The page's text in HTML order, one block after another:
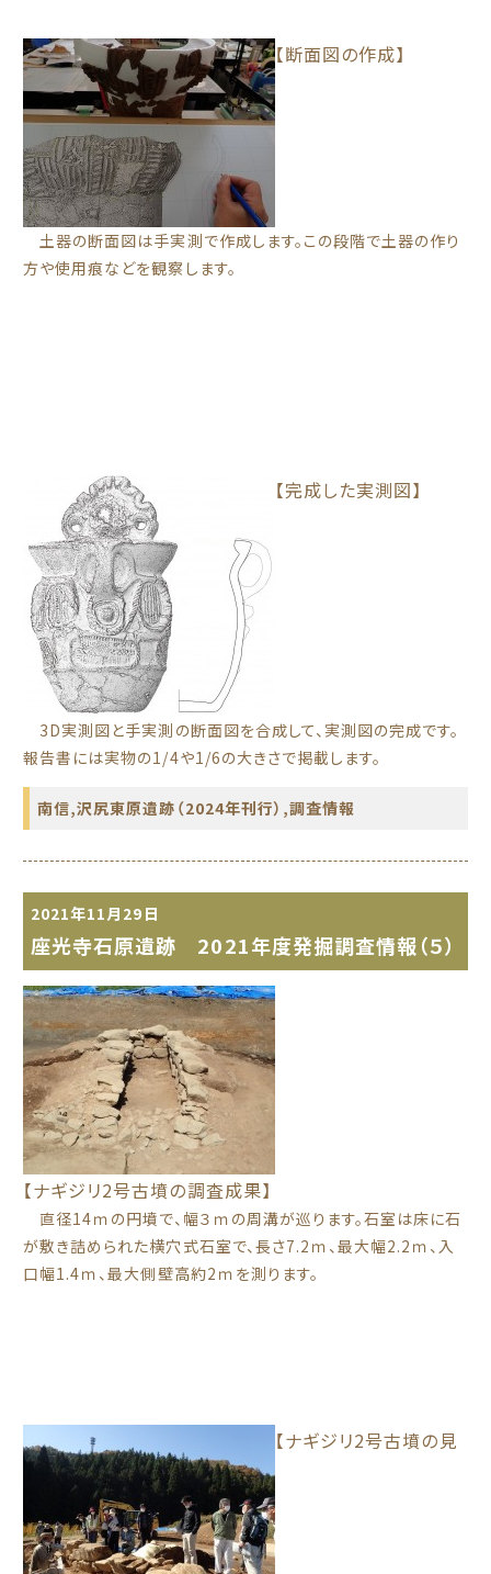
【断面図の作成】
土器の断面図は手実測で作成します。この段階で土器の作り
方や使用痕などを観察します。
【完成した実測図】
3D実測図と手実測の断面図を合成して、実測図の完成です。
報告書には実物の1/4や1/6の大きさで掲載します。
南信,沢尻東原遺跡（2024年刊行） ,調査情報
2021年11月29日
座光寺石原遺跡 2021年度発掘調査情報（５）
【ナギジリ2号古墳の調査成果】
直径14ｍの円墳で、幅３ｍの周溝が巡ります。石室は床に石
が敷き詰められた横穴式石室で、長さ7.2ｍ、最大幅2.2ｍ、入
口幅1.4ｍ、最大側壁高約2ｍを測ります。
【ナギジリ2号古墳の見